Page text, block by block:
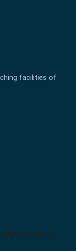
facilities of
Recruitment